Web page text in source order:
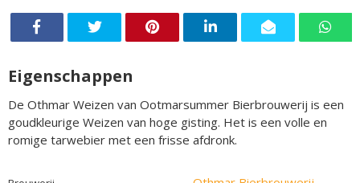
Eigenschappen
De Othmar Weizen van Ootmarsummer Bierbrouwerij is een
goudkleurige Weizen van hoge gisting. Het is een volle en
romige tarwebier met een frisse afdronk.